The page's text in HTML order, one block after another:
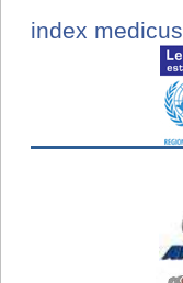
index medicus